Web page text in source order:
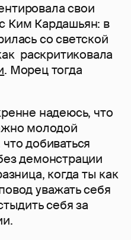
свои
Ким Кардашьян: в
со светской
раскритиковала
. Морец тогда
надеюсь, что
молодой
добиваться
демонстрации
когда ты как
уважать себя
себя за